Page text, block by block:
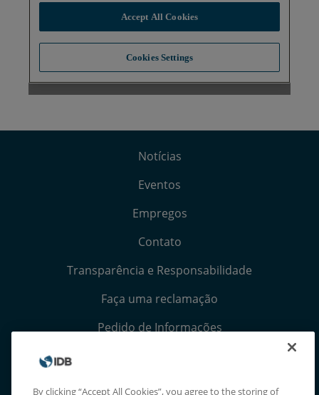
Notícias
Eventos
Empregos
Contato
Transparência e Responsabilidade
Faça uma reclamação
Pedido de Informações
Termos, Condições e Avisos de Privacidade
Extranet
By clicking “Accept All Cookies”, you agree to the storing of